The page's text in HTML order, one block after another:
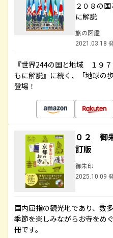
２０８の
に解説
旅の図鑑
2021.03.18
『世界244の国と地域 １９
もに解説』に続く、「地球の
登場！
０２ 御
訂版
御朱印
2025.10.09
国内屈指の観光地であり、数
季節を楽しみながらお寺をめ
冊です。